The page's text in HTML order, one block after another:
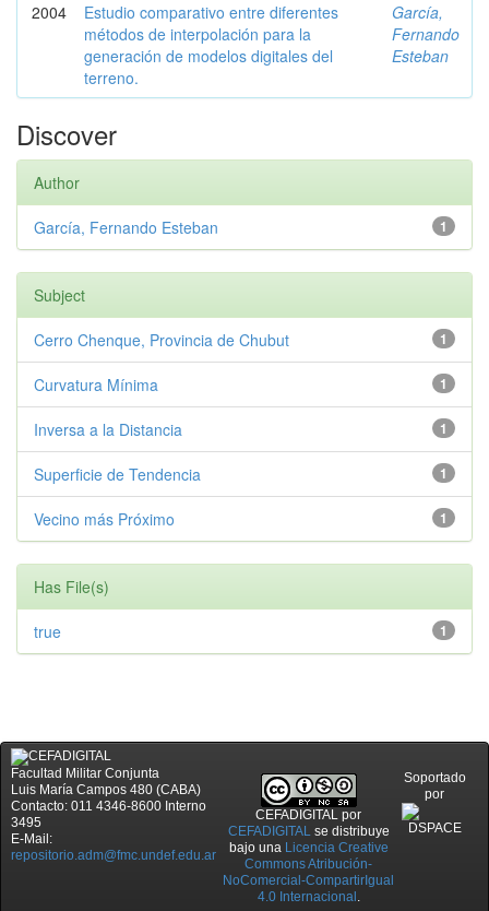
2004
Estudio comparativo entre diferentes
métodos de interpolación para la
generación de modelos digitales del
terreno.
García,
Fernando
Esteban
Discover
Author
1
García, Fernando Esteban
Subject
1
Cerro Chenque, Provincia de Chubut
1
Curvatura Mínima
1
Inversa a la Distancia
1
Superficie de Tendencia
1
Vecino más Próximo
Has File(s)
1
true
Facultad Militar Conjunta
Luis María Campos 480 (CABA)
Contacto: 011 4346-8600 Interno
3495
E-Mail:
repositorio.adm@fmc.undef.edu.ar
CEFADIGITAL por
CEFADIGITALse distribuye
bajo una Licencia Creative
Commons Atribución-
NoComercial-CompartirIgual
4.0 Internacional .
Soportado
por